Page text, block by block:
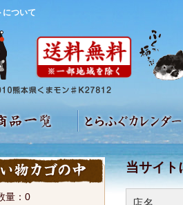
について
量： 0
当サイト